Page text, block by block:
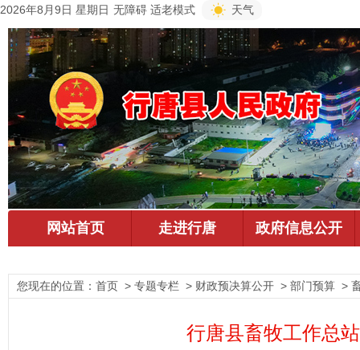
2026年8月9日 星期日 无障碍 适老模式 天气
您现在的位置： 首页 > 专题专栏 > 财政预决算公开 > 部门预算 >
行唐县畜牧工作总